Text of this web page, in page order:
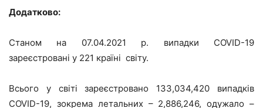
Додатково:
Cтаном на 07.04.2021 р. випадки COVID-19
зареєстровані у 221 країні світу.
Всього у світі зареєстровано 133,034,420 випадків
COVID-19, зокрема летальних – 2,886,246, одужало –